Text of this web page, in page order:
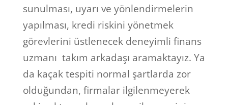
sunulması, uyarı ve yönlendirmelerin
yapılması, kredi riskini yönetmek
görevlerini üstlenecek deneyimli finans
uzmanı takım arkadaşı aramaktayız. Ya
da kaçak tespiti normal şartlarda zor
olduğundan, firmalar ilgilenmeyerek